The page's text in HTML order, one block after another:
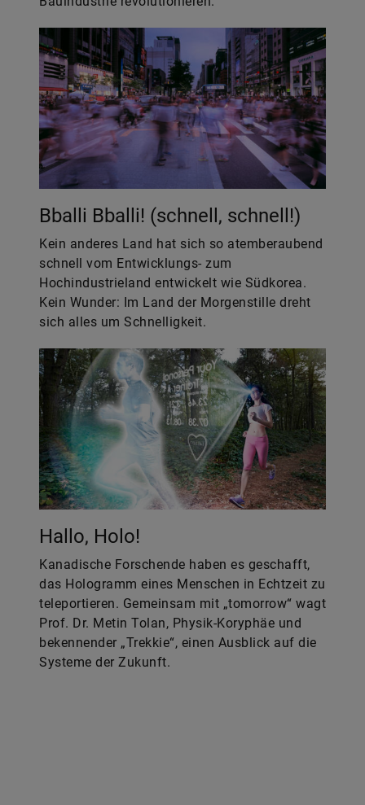
Bballi Bballi! (schnell, schnell!)
Kein anderes Land hat sich so atemberaubend
schnell vom Entwicklungs- zum
Hochindustrieland entwickelt wie Südkorea.
Kein Wunder: Im Land der Morgenstille dreht
sich alles um Schnelligkeit.
Hallo, Holo!
Kanadische Forschende haben es geschafft,
das Hologramm eines Menschen in Echtzeit zu
teleportieren. Gemeinsam mit „tomorrow“ wagt
Prof. Dr. Metin Tolan, Physik-Koryphäe und
bekennender „Trekkie“, einen Ausblick auf die
Systeme der Zukunft.